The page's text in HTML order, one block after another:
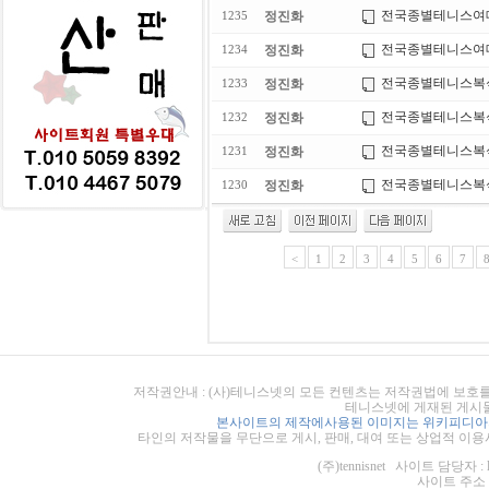
1235 정진화 전국종별테니스
1234 정진화 전국종별테니스
1233 정진화 전국종별테니스
1232 정진화 전국종별테니스
1231 정진화 전국종별테니스
1230 정진화 전국종별테니스
< 1 2 3 4 5 6 7 8
저작권안내 : (사)테니스넷의 모든 컨텐츠는 저작권법에 보
테니스넷에 게재된 게시
본사이트의 제작에사용된 이미지는 위키피디
타인의 저작물을 무단으로 게시, 판매, 대여 또는 상업적 이
(주)tennisnet 사이트 담당자 :
사이트 주